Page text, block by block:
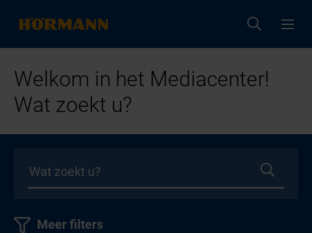
Welkom in het Mediacenter!
Wat zoekt u?
Meer filters